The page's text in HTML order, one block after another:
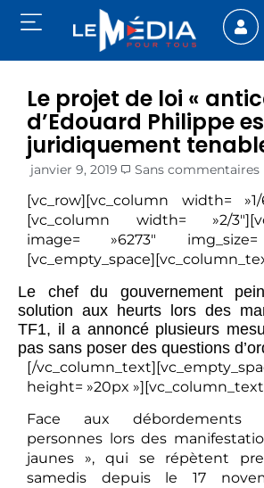
Le projet de loi «
d’Edouard Philippe
juridiquement
janvier 9, 2019 Sans commentaires
[vc_row][vc_column width= »1/
[vc_column width= »2/
image= »6273″
Le chef du gouvernement
solution aux heurts lors des
TF1, il a annoncé plusieurs
pas sans poser des questions
[/
height= »20px
Face aux débordements
personnes lors des
jaunes », qui se répètent
samedis depuis le 17